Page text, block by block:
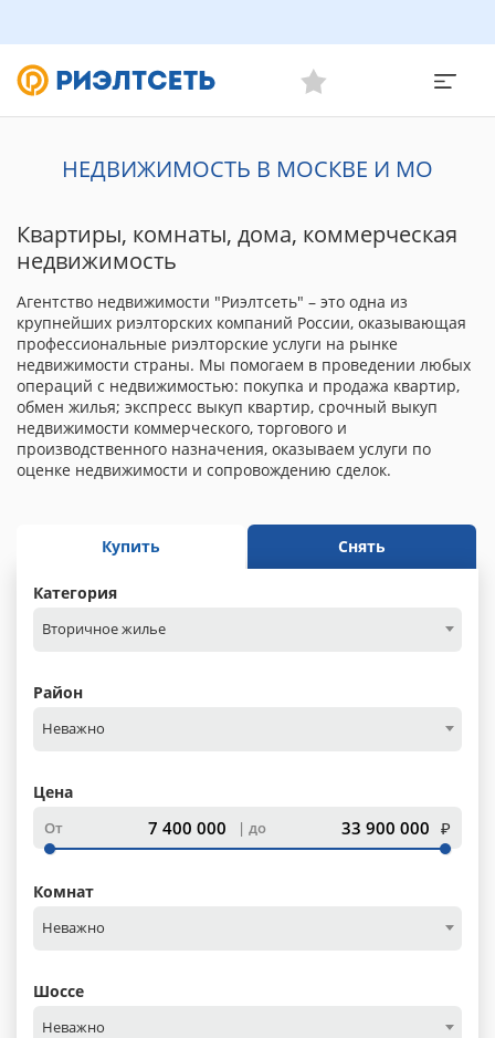
НЕДВИЖИМОСТЬ В МОСКВЕ И МО
Квартиры, комнаты, дома, коммерческая
недвижимость
Агентство недвижимости "Риэлтсеть" – это одна из
крупнейших риэлторских компаний России, оказывающая
профессиональные риэлторские услуги на рынке
недвижимости страны. Мы помогаем в проведении любых
операций с недвижимостью: покупка и продажа квартир,
обмен жилья; экспресс выкуп квартир, срочный выкуп
недвижимости коммерческого, торгового и
производственного назначения, оказываем услуги по
оценке недвижимости и сопровождению сделок.
Купить Снять
Категория
Вторичное жилье
Район
Неважно
Цена
От до ₽
Комнат
Неважно
Шоссе
Неважно